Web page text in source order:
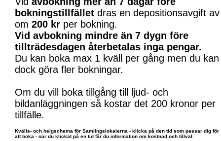
bokningstillfället dras en depositionsavgift av
om 200 kr per bokning.
Vid avbokning mindre än 7 dygn före
tillträdesdagen återbetalas inga pengar.
Du kan boka max 1 kväll per gång men du kan
dock göra fler bokningar.
Om du vill boka tillgång till ljud- och
bildanläggningen så kostar det 200 kronor per
tillfälle.
Kvälls- och helgschema för Samlingslokalerna - klicka på den tid som passar dig för
att boka - när du klickat på en tid får du information om kostnad och tillval.